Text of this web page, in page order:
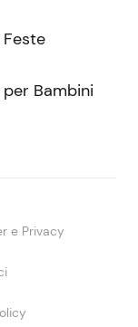
Bambini
e Privacy